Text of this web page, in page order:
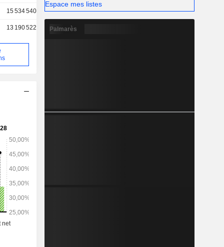
15 534 540
13 190 522
Espace mes listes
Palmarès